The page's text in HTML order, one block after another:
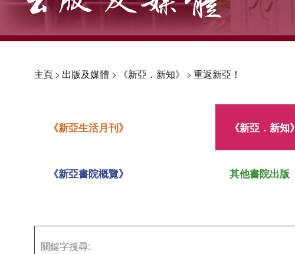
主頁> 出版及媒體 > 《新亞．新知》 > 重返新亞！
《新亞生活月刊》 《新亞．新知》
《新亞書院概覽》 其他書院出版